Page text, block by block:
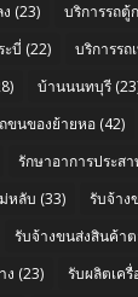
(23) บริการรถตู้
ะบี่ (22) บริการรถ
บ้านนนทบุรี
ขนของย้ายหอ(42)
รักษาอาการประส
หลับ (33) รับจ้าง
รับจ้างขนส่งสินค้า
ง (23) รับผลิตเครื่